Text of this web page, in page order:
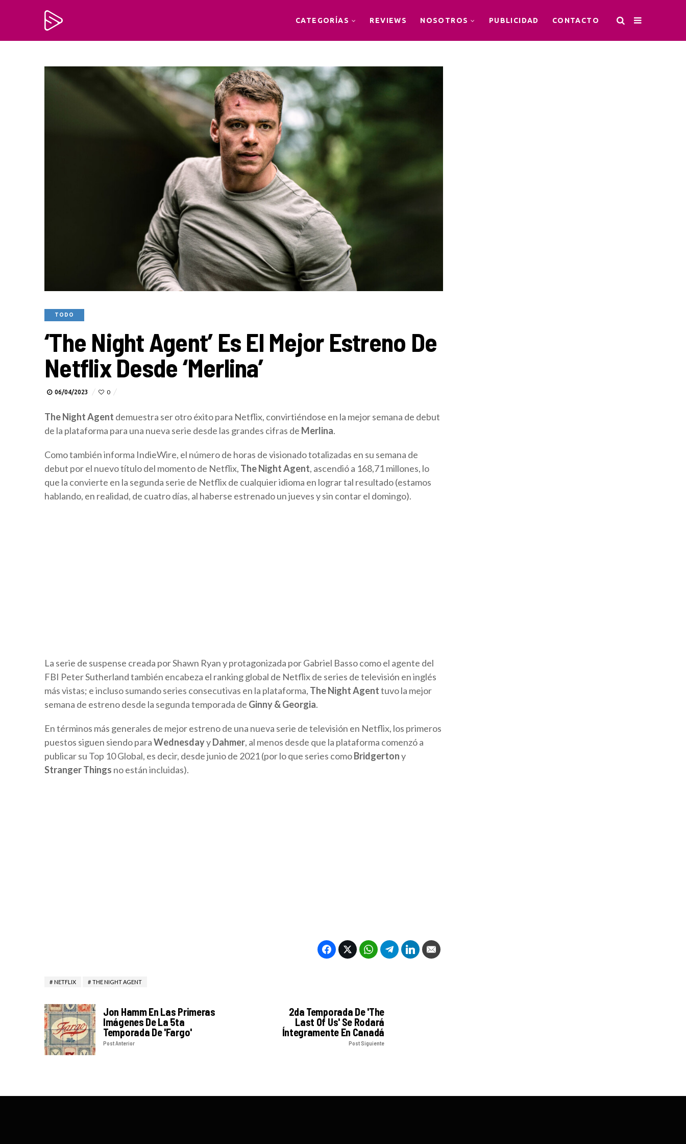
CATEGORÍAS REVIEWS NOSOTROS PUBLICIDAD CONTACTO
TODO
‘The Night Agent’ Es El Mejor Estreno De
Netflix Desde ‘Merlina’
06/04/2023 0
The Night Agent demuestra ser otro éxito para Netflix, convirtiéndose en la mejor semana de debut
de la plataforma para una nueva serie desde las grandes cifras de Merlina.
Como también informa IndieWire, el número de horas de visionado totalizadas en su semana de
debut por el nuevo título del momento de Netflix, The Night Agent, ascendió a 168,71 millones, lo
que la convierte en la segunda serie de Netflix de cualquier idioma en lograr tal resultado (estamos
hablando, en realidad, de cuatro días, al haberse estrenado un jueves y sin contar el domingo).
La serie de suspense creada por Shawn Ryan y protagonizada por Gabriel Basso como el agente del
FBI Peter Sutherland también encabeza el ranking global de Netflix de series de televisión en inglés
más vistas; e incluso sumando series consecutivas en la plataforma, The Night Agenttuvo la mejor
semana de estreno desde la segunda temporada de Ginny & Georgia.
En términos más generales de mejor estreno de una nueva serie de televisión en Netflix, los primeros
puestos siguen siendo paraWednesdayyDahmer, al menos desde que la plataforma comenzó a
publicar su Top 10 Global, es decir, desde junio de 2021 (por lo que series comoBridgertony
Stranger Things no están incluidas).
NETFLIX THE NIGHT AGENT
Jon Hamm En Las Primeras
Imágenes De La 5ta
Temporada De 'Fargo'
Post Anterior
2da Temporada De 'The
Last Of Us' Se Rodará
Íntegramente En Canadá
Post Siguiente